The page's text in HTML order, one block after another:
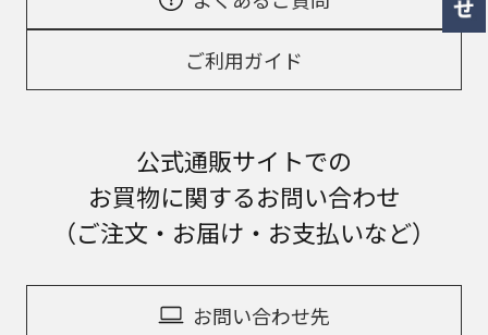
ご利用ガイド
公式通販サイトでの
お買物に関するお問い合わせ
（ご注文・お届け・お支払いなど）
お問い合わせ先